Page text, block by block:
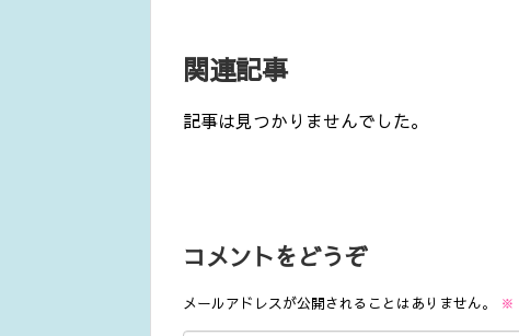
関連記事
記事は見つかりませんでした。
コメントをどうぞ
メールアドレスが公開されることはありません。 ※